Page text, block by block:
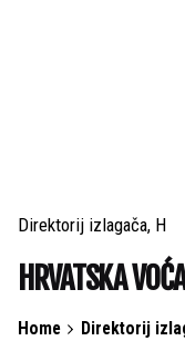
Direktorij izlagača H
HRVATSKA
Home Direktorij